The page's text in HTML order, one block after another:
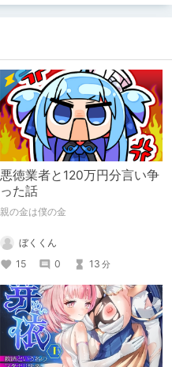
悪徳業者と120万円分言い争
った話
親の金は僕の金
ぼくくん
15
0 13 分